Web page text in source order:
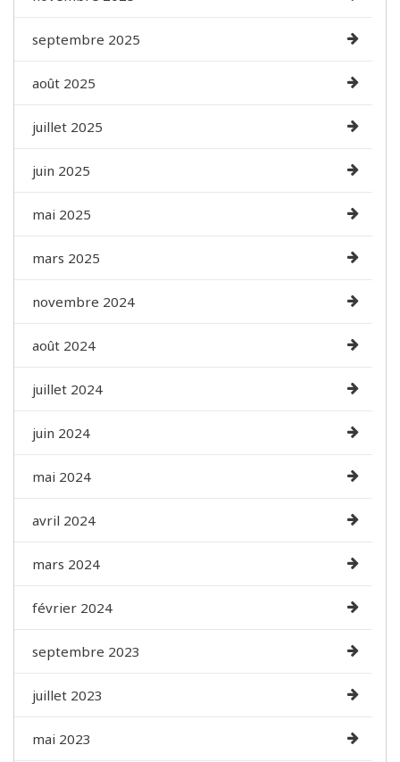
septembre 2025
août 2025
juillet 2025
juin 2025
mai 2025
mars 2025
novembre 2024
août 2024
juillet 2024
juin 2024
mai 2024
avril 2024
mars 2024
février 2024
septembre 2023
juillet 2023
mai 2023